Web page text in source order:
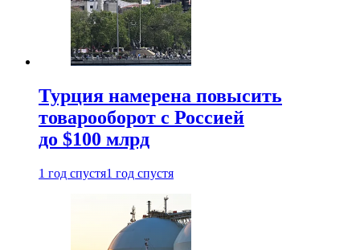
Турция намерена повысить
товарооборот с Россией
до $100 млрд
1 год спустя1 год спустя